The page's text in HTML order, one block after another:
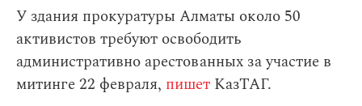
У здания прокуратуры Алматы около 50
активистов требуют освободить
административно арестованных за участие в
митинге 22 февраля, пишет КазТАГ.